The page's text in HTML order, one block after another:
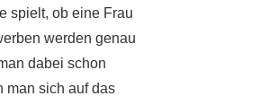
spielt, ob eine Frau
werden genau
dabei schon
man sich auf das